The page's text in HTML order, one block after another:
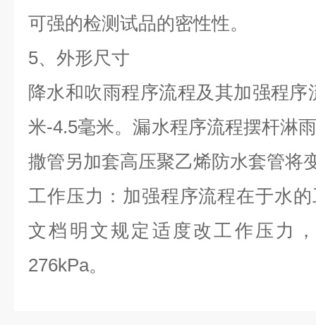
可强的检测试品的密性性。
5、外形尺寸
降水和吹雨程序流程及其加强程
米-4.5毫米。漏水程序流程摆杆淋
撒管另加套高压聚乙烯防水套管将
工作压力：加强程序流程在于水
文档明文规定适度改工作压力
276kPa。